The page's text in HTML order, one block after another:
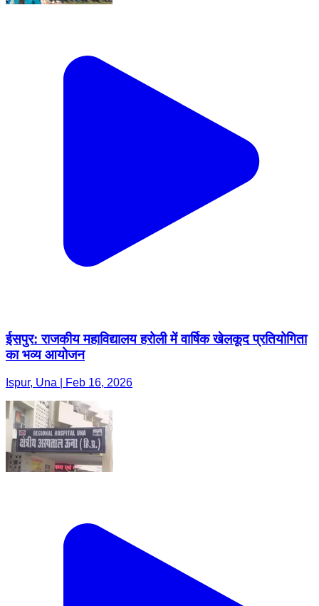
ईसपुर: राजकीय महाविद्यालय हरोली में वार्षिक खेलकूद प्रतियोगिता
का भव्य आयोजन
Ispur, Una | Feb 16, 2026